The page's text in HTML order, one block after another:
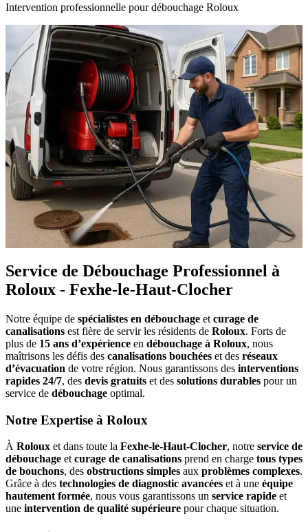
Intervention professionnelle pour débouchage Roloux
Service de Débouchage Professionnel à
Roloux - Fexhe-le-Haut-Clocher
Notre équipe de spécialistes en débouchage et curage de
canalisations est fière de servir les résidents de Roloux. Forts de
plus de 15 ans d’expérience en débouchage à Roloux, nous
maîtrisons les défis des canalisations bouchées et des réseaux
d’évacuation de votre région. Nous garantissons des interventions
rapides 24/7, des devis gratuits et des solutions durables pour un
service de débouchage optimal.
Notre Expertise à Roloux
À Roloux et dans toute la Fexhe-le-Haut-Clocher, notre service de
débouchage et curage de canalisations prend en charge tous types
de bouchons, des obstructions simples aux problèmes complexes.
Grâce à des technologies de diagnostic avancées et à une équipe
hautement formée, nous vous garantissons un service rapide et
une intervention de qualité supérieure pour chaque situation.